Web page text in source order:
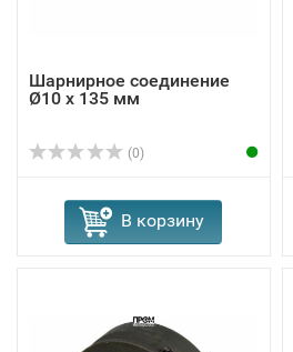
Шарнирное соединение
Ø10 x 135 мм
(0)
В корзину